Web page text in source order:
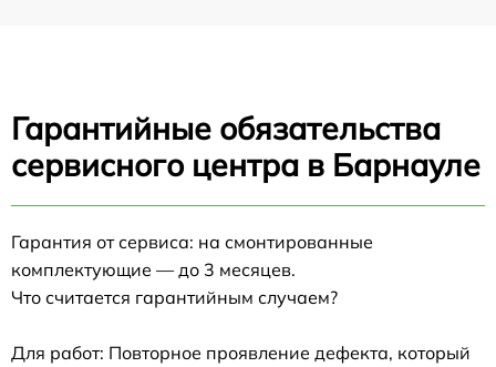
Гарантийные обязательства
сервисного центра в Барнауле
Гарантия от сервиса: на смонтированные
комплектующие — до 3 месяцев.
Что считается гарантийным случаем?
Для работ: Повторное проявление дефекта, который